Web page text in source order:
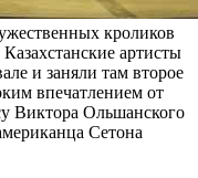
кроликов
артисты
и заняли там второе
впечатлением от
Виктора Ольшанского
Сетона